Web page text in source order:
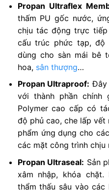
Propan Ultraflex
thấm PU gốc nước,
chịu tác động trực
cấu trúc phức tạp, độ
dùng cho sàn mái bê
hoa, sân thượng…
Propan Ultraproof: Đây
với thành phần chính
Polymer cao cấp có
độ phủ cao, che lấp vết
phẩm ứng dụng cho
các mặt công trình
Propan Ultraseal: Sản
xâm nhập, khóa chặt.
thẩm thấu sâu vào